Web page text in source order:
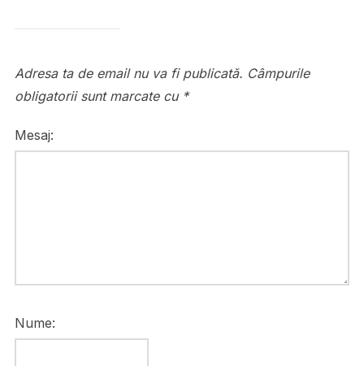
Adresa ta de email nu va fi publicată. Câmpurile
obligatorii sunt marcate cu *
Mesaj:
Nume: